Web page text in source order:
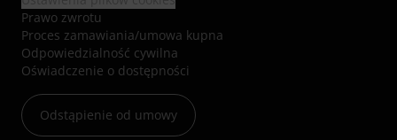
Prawo zwrotu
Proces zamawiania/umowa kupna
Odpowiedzialność cywilna
Oświadczenie o dostępności
Odstąpienie od umowy